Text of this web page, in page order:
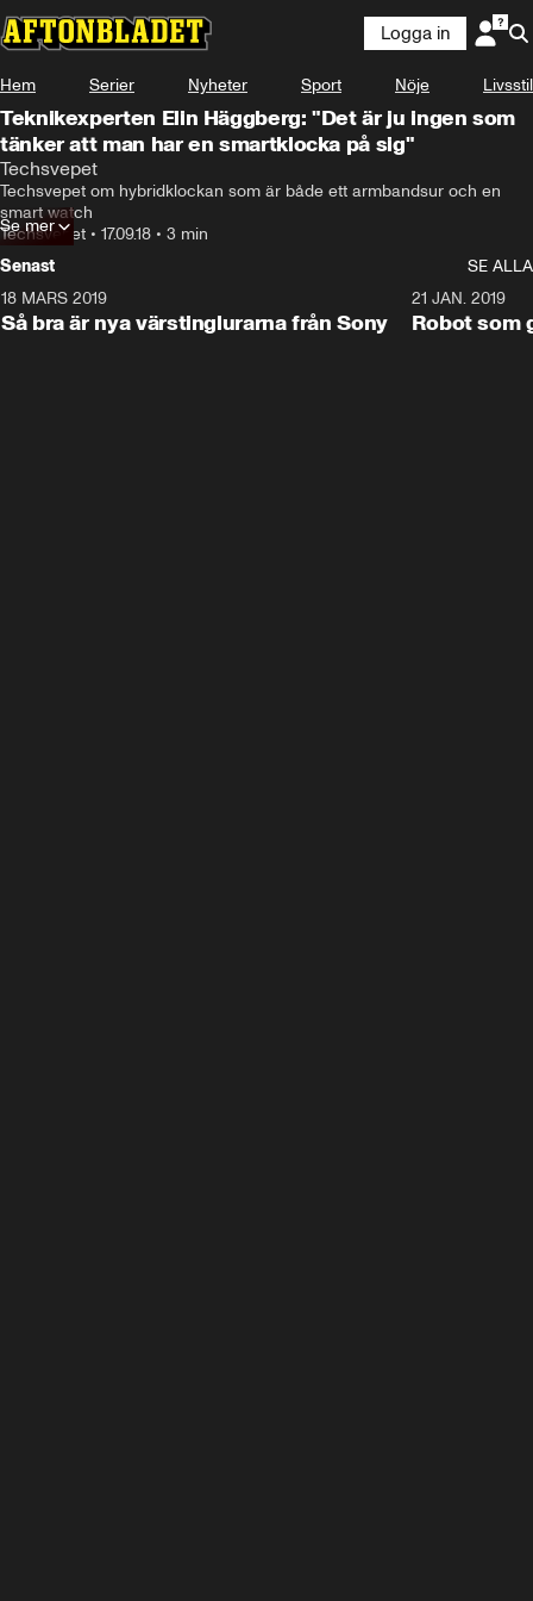
Logga in
Hem Serier Nyheter Sport Nöje Livsstil
Teknikexperten Elin Häggberg: "Det är ju ingen som
tänker att man har en smartklocka på sig"
Techsvepet
Techsvepet om hybridklockan som är både ett armbandsur och en
smart watch
Techsvepet • 17.09.18 • 3 min
Se mer
Senast
SE ALLA
18 MARS 2019
Så bra är nya värstinglurarna från Sony
21 JAN. 2019
Robot som